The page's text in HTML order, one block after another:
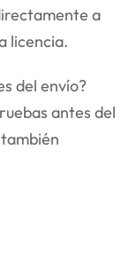
a
licencia.
del envío?
antes del